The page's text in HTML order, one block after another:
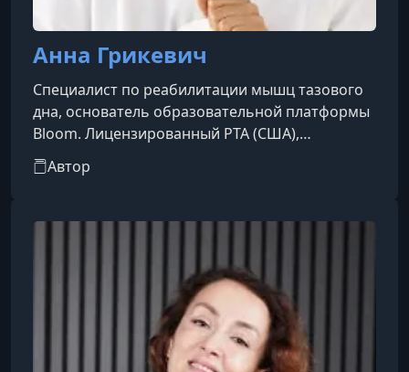
Анна Грикевич
Специалист по реабилитации мышц тазового
дна, основатель образовательной платформы
Bloom. Лицензированный PTA (США),
сертифицированный эксперт APTA Pelvic Health
по дисфункциям и боли тазового дна, член
APTA, проходил стажировки у ведущих
российских и международных конференций,
включая World Physiotherapy Congress 2023.
Автор